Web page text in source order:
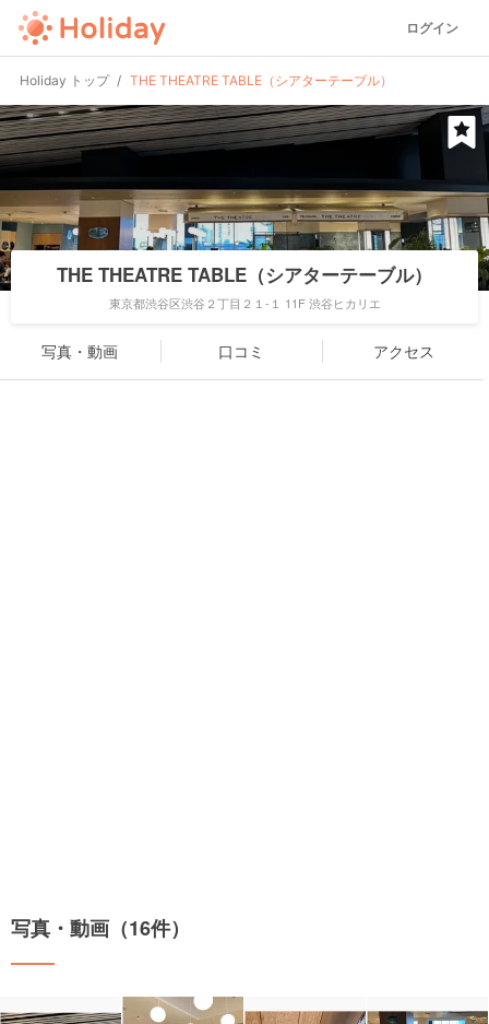
ログイン
Holiday トップ THE THEATRE TABLE（シアターテーブル）
THE THEATRE TABLE（シアターテーブル）
東京都渋谷区渋谷２丁目２１-１ 11F 渋谷ヒカリエ
写真・動画 口コミ アクセス
写真・動画（16件）